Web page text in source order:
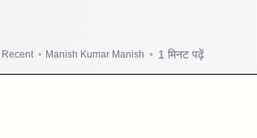
Recent • Manish Kumar Manish • 1 मिनट पढ़ें